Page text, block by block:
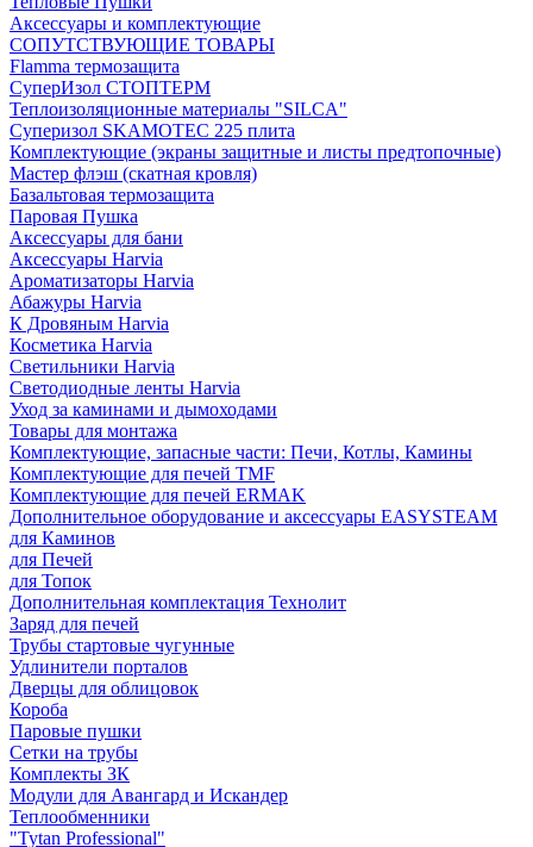
Аксессуары и комплектующие
СОПУТСТВУЮЩИЕ ТОВАРЫ
Flamma термозащита
СуперИзол СТОПТЕРМ
Теплоизоляционные материалы "SILCA"
Суперизол SKAMOTEC 225 плита
Комплектующие (экраны защитные и листы предтопочные)
Мастер флэш (скатная кровля)
Базальтовая термозащита
Паровая Пушка
Аксессуары для бани
Аксессуары Harvia
Ароматизаторы Harvia
Абажуры Harvia
К Дровяным Harvia
Косметика Harvia
Светильники Harvia
Светодиодные ленты Harvia
Уход за каминами и дымоходами
Товары для монтажа
Комплектующие, запасные части: Печи, Котлы, Камины
Комплектующие для печей TMF
Комплектующие для печей ERMAK
Дополнительное оборудование и аксессуары EASYSTEAM
для Каминов
для Печей
для Топок
Дополнительная комплектация Технолит
Заряд для печей
Трубы стартовые чугунные
Удлинители порталов
Дверцы для облицовок
Короба
Паровые пушки
Сетки на трубы
Комплекты ЗК
Модули для Авангард и Искандер
Теплообменники
"Tytan Professional"